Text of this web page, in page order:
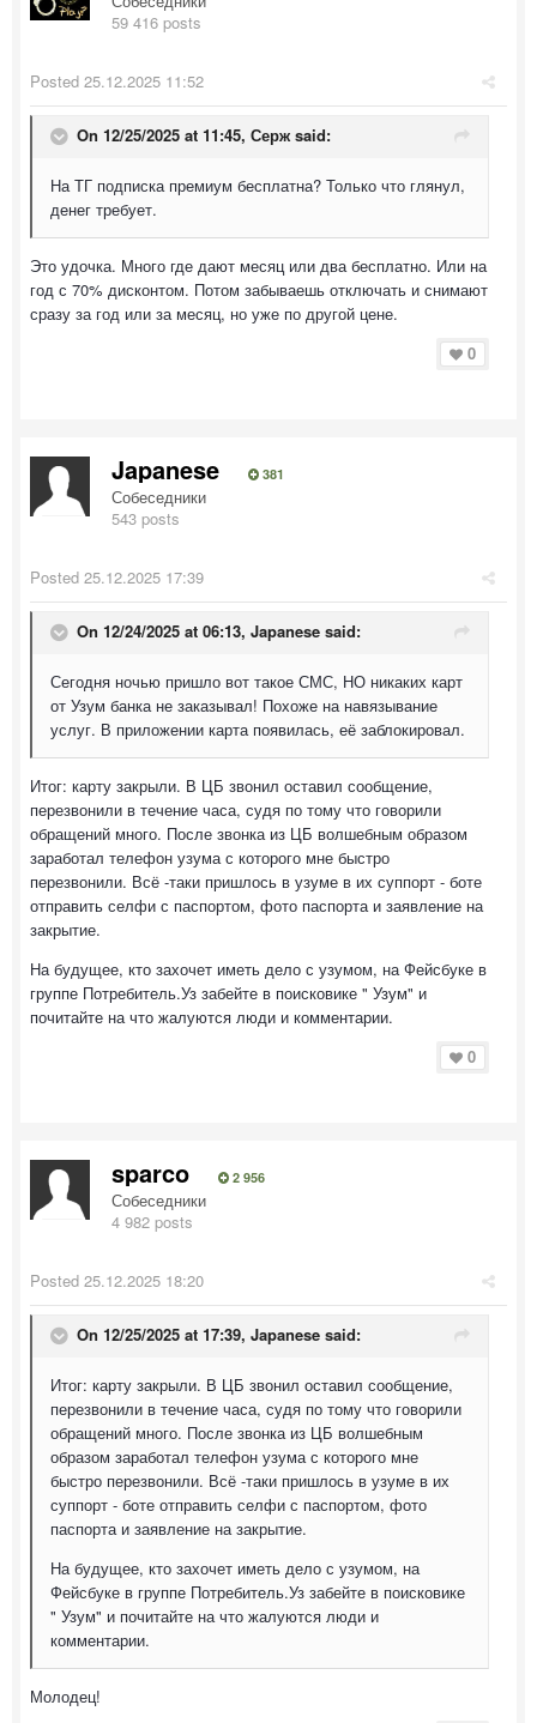
59 416 posts
Posted 25.12.2025 11:52
On 12/25/2025 at 11:45, Серж said:
На ТГ подписка премиум бесплатна? Только что глянул,
денег требует.
Это удочка. Много где дают месяц или два бесплатно. Или на
год с 70% дисконтом. Потом забываешь отключать и снимают
сразу за год или за месяц, но уже по другой цене.
0
Japanese 381
Собеседники
543 posts
Posted 25.12.2025 17:39
On 12/24/2025 at 06:13, Japanese said:
Сегодня ночью пришло вот такое СМС, НО никаких карт
от Узум банка не заказывал! Похоже на навязывание
услуг. В приложении карта появилась, её заблокировал.
Итог: карту закрыли. В ЦБ звонил оставил сообщение,
перезвонили в течение часа, судя по тому что говорили
обращений много. После звонка из ЦБ волшебным образом
заработал телефон узума с которого мне быстро
перезвонили. Всё -таки пришлось в узуме в их суппорт - боте
отправить селфи с паспортом, фото паспорта и заявление на
закрытие.
На будущее, кто захочет иметь дело с узумом, на Фейсбуке в
группе Потребитель.Уз забейте в поисковике " Узум" и
почитайте на что жалуются люди и комментарии.
0
sparco 2 956
Собеседники
4 982 posts
Posted 25.12.2025 18:20
On 12/25/2025 at 17:39, Japanese said:
Итог: карту закрыли. В ЦБ звонил оставил сообщение,
перезвонили в течение часа, судя по тому что говорили
обращений много. После звонка из ЦБ волшебным
образом заработал телефон узума с которого мне
быстро перезвонили. Всё -таки пришлось в узуме в их
суппорт - боте отправить селфи с паспортом, фото
паспорта и заявление на закрытие.
На будущее, кто захочет иметь дело с узумом, на
Фейсбуке в группе Потребитель.Уз забейте в поисковике
" Узум" и почитайте на что жалуются люди и
комментарии.
Молодец!